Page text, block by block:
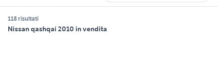
118 risultati
Nissan qashqai 2010 in vendita